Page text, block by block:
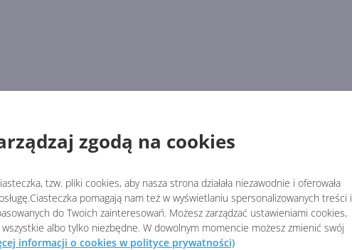
zgodą na cookies
tzw. pliki cookies, aby nasza strona działała niezawodnie i oferowała
pomagają nam też w wyświetlaniu spersonalizowanych treści i
do Twoich zainteresowań. Możesz zarządzać ustawieniami cookies,
albo tylko niezbędne. W dowolnym momencie możesz zmienić swój
informacji o cookies w polityce prywatności)